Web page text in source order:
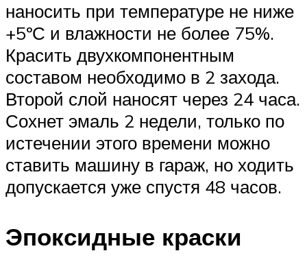
наносить при температуре не ниже
+5ºС и влажности не более 75%.
Красить двухкомпонентным
составом необходимо в 2 захода.
Второй слой наносят через 24 часа.
Сохнет эмаль 2 недели, только по
истечении этого времени можно
ставить машину в гараж, но ходить
допускается уже спустя 48 часов.
Эпоксидные краски